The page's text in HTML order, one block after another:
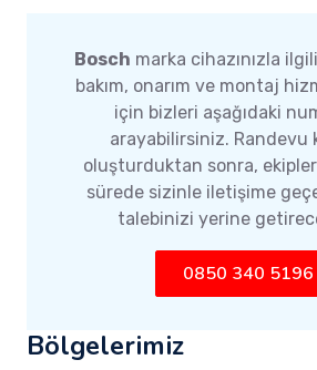
Bosch marka cihazınızla
bakım, onarım ve montaj
için bizleri aşağıdaki
arayabilirsiniz. Randevu
oluşturduktan sonra,
sürede sizinle iletişime
talebinizi yerine
0850 340 5196
Bölgelerimiz